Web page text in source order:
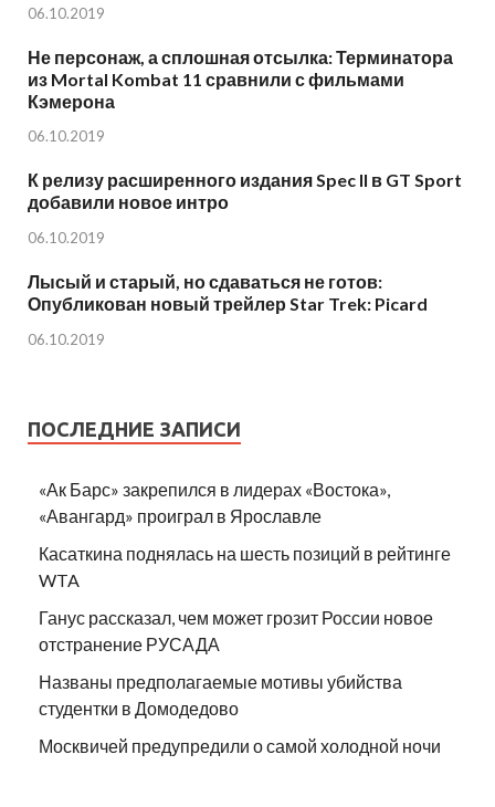
06.10.2019
Не персонаж, а сплошная отсылка: Терминатора
из Mortal Kombat 11 сравнили с фильмами
Кэмерона
06.10.2019
К релизу расширенного издания Spec II в GT Sport
добавили новое интро
06.10.2019
Лысый и старый, но сдаваться не готов:
Опубликован новый трейлер Star Trek: Picard
06.10.2019
ПОСЛЕДНИЕ ЗАПИСИ
«Ак Барс» закрепился в лидерах «Востока»,
«Авангард» проиграл в Ярославле
Касаткина поднялась на шесть позиций в рейтинге
WTA
Ганус рассказал, чем может грозит России новое
отстранение РУСАДА
Названы предполагаемые мотивы убийства
студентки в Домодедово
Москвичей предупредили о самой холодной ночи